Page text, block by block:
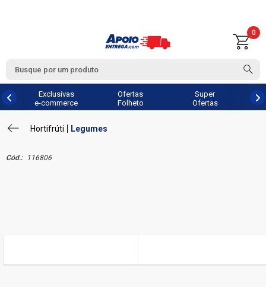
0
Exclusivas
e-commerce
Ofertas
Folheto
Super
Ofertas
Hortifrúti Legumes
Cód.: 116806